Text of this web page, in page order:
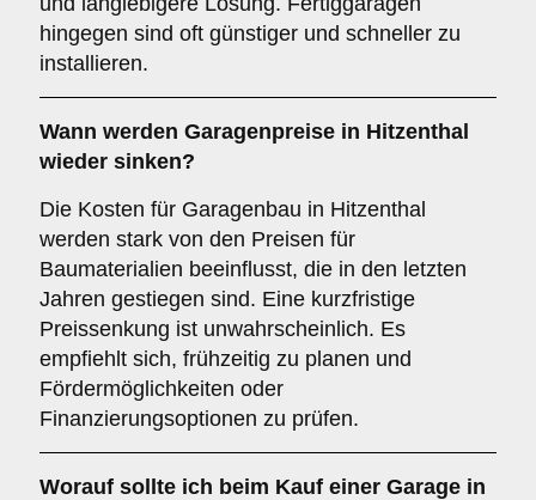
hingegen sind oft günstiger und schneller zu
installieren.
Wann werden Garagenpreise in Hitzenthal
wieder sinken?
Die Kosten für Garagenbau in Hitzenthal
werden stark von den Preisen für
Baumaterialien beeinflusst, die in den letzten
Jahren gestiegen sind. Eine kurzfristige
Preissenkung ist unwahrscheinlich. Es
empfiehlt sich, frühzeitig zu planen und
Fördermöglichkeiten oder
Finanzierungsoptionen zu prüfen.
Worauf sollte ich beim Kauf einer Garage in